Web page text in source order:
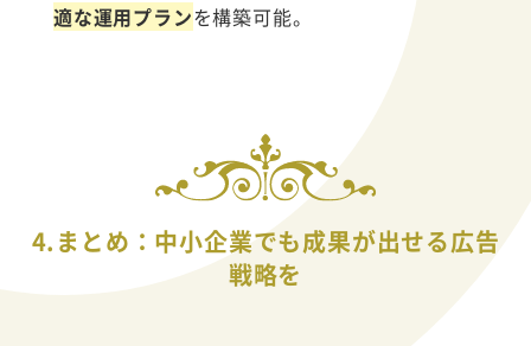
適な運用プランを構築可能。
4.まとめ：中小企業でも成果が出せる広告
戦略を